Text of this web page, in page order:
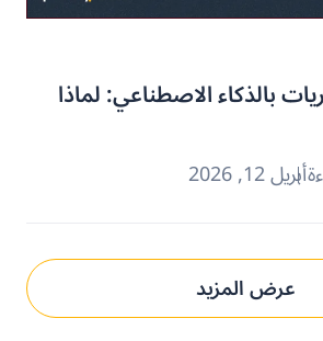
بالذكاء الاصطناعي: لماذا
أبريل 12, 2026
عرض المزيد